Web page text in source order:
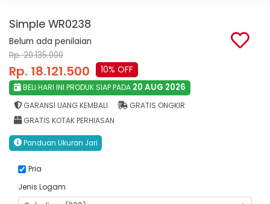
Simple WR0238
Belum ada penilaian
Rp. 20.135.000
Rp. 18.121.500 10% OFF
BELI HARI INI PRODUK SIAP PADA 20 AUG 2026
GARANSI UANG KEMBALI
GRATIS ONGKIR
GRATIS KOTAK PERHIASAN
Panduan Ukuran Jari
Pria
Jenis Logam